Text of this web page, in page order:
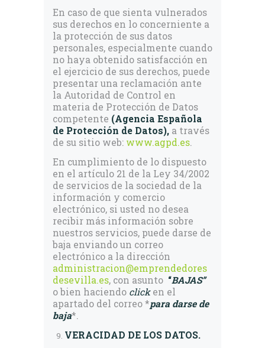
En caso de que sienta vulnerados
sus derechos en lo concerniente a
la protección de sus datos
personales, especialmente cuando
no haya obtenido satisfacción en
el ejercicio de sus derechos, puede
presentar una reclamación ante
la Autoridad de Control en
materia de Protección de Datos
competente (Agencia Española
de Protección de Datos), a través
de su sitio web: www.agpd.es.
En cumplimiento de lo dispuesto
en el artículo 21 de la Ley 34/2002
de servicios de la sociedad de la
información y comercio
electrónico, si usted no desea
recibir más información sobre
nuestros servicios, puede darse de
baja enviando un correo
electrónico a la dirección
administracion@emprendedores
desevilla.es, con asunto “BAJAS”
o bien haciendo clicken el
apartado del correo *para darse de
baja*.
VERACIDAD DE LOS DATOS.